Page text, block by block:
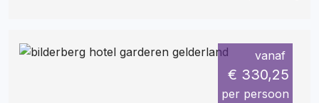
vanaf
€ 330,25
per persoon